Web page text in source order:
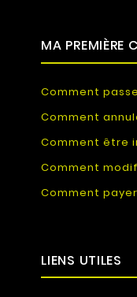
MA PREMIÈRE
Comment
Comment
Comment être
Comment
Comment
LIENS UTILES